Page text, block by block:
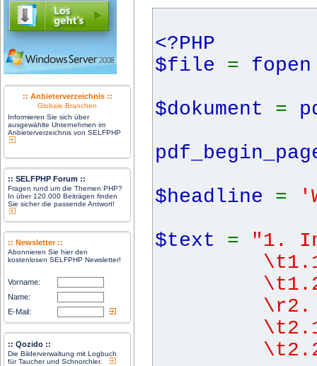
:: Anbieterverzeichnis ::
Globale Branchen
Informieren Sie sich über
ausgewählte Unternehmen im
Anbieterverzeichnis von SELFPHP
:: SELFPHP Forum ::
Fragen rund um die Themen PHP?
In über 120.000 Beiträgen finden
Sie sicher die passende Antwort!
:: Newsletter ::
Abonnieren Sie hier den
kostenlosen SELFPHP Newsletter!
Vorname:
Name:
E-Mail:
:: Qozido ::
Die Bilderverwaltung mit Logbuch
für Taucher und Schnorchler.
<?PHP
$file =
$dokument =
$headline =
$text = "1.
\t1.1
\t1.2
\r2.
\t2.1
\t2.2